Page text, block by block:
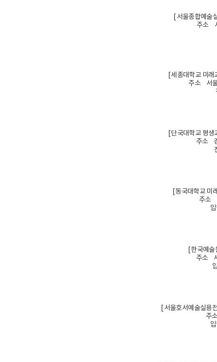
[ 서울종합예
주소
[ 세종대학교 미
주소 서울
[ 단국대학교 평
주소
[ 동국대학교
주소
[ 한국예
주소
[ 서울호서예술실
주